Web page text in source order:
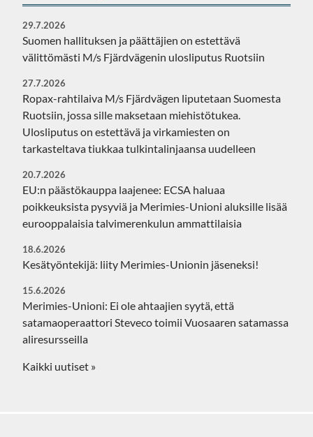
29.7.2026
Suomen hallituksen ja päättäjien on estettävä
välittömästi M/s Fjärdvägenin ulosliputus Ruotsiin
27.7.2026
Ropax-rahtilaiva M/s Fjärdvägen liputetaan Suomesta
Ruotsiin, jossa sille maksetaan miehistötukea.
Ulosliputus on estettävä ja virkamiesten on
tarkasteltava tiukkaa tulkintalinjaansa uudelleen
20.7.2026
EU:n päästökauppa laajenee: ECSA haluaa
poikkeuksista pysyviä ja Merimies-Unioni aluksille lisää
eurooppalaisia talvimerenkulun ammattilaisia
18.6.2026
Kesätyöntekijä: liity Merimies-Unionin jäseneksi!
15.6.2026
Merimies-Unioni: Ei ole ahtaajien syytä, että
satamaoperaattori Steveco toimii Vuosaaren satamassa
aliresursseilla
Kaikki uutiset »